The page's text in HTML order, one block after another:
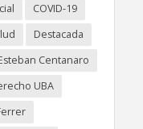
COVID-19
Destacada
Centanaro
UBA